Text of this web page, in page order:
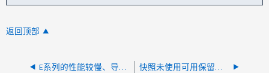
返回顶部
E系列的性能较慢、导致显示ESXi消息"性能已下降" 快照未使用可用保留容量自动创建